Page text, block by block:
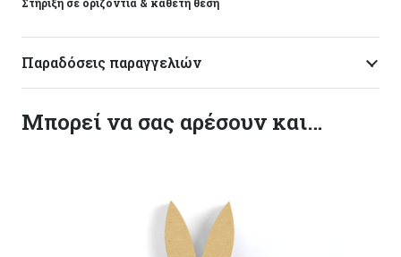
Στήριξη σε οριζόντια & κάθετη θέση
Παραδόσεις παραγγελιών
Μπορεί να σας αρέσουν και…